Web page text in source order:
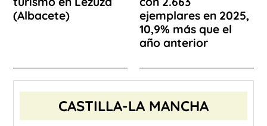
(Albacete)
ejemplares en 2025,
10,9% más que el
año anterior
CASTILLA-LA MANCHA